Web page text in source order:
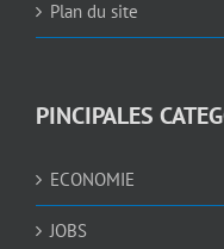
Plan du site
PINCIPALES
ECONOMIE
JOBS